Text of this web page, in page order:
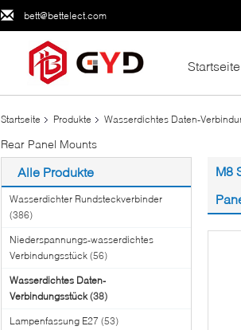
bett@bettelect.com
Startseite
Startseite Produkte Wasserdichtes Daten-
Rear Panel Mounts
Alle Produkte
Wasserdichter Rundsteckverbinder
(386)
Niederspannungs-wasserdichtes
Verbindungsstück (56)
Wasserdichtes Daten-
Verbindungsstück (38)
Lampenfassung E27 (53)
M8